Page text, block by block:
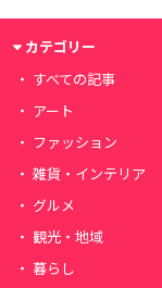
カテゴリー
すべての記事
アート
ファッション
雑貨・インテリア
グルメ
観光・地域
暮らし